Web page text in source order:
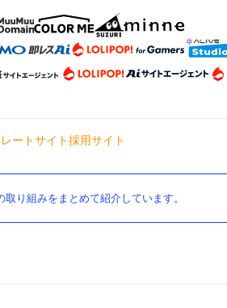
ートサイト採用サイト
り組みをまとめて紹介しています。